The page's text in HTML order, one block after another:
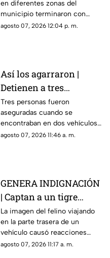
detenidas en posesión
de estas sustancia en El
Marqués
en diferentes zonas del
municipio terminaron con
personas aseguradas y
agosto 07, 2026 12:04 p. m.
Así los agarraron |
Detienen a tres
personas en Huimilpan
tras localizar presuntas
sustancias ilegales
Tres personas fueron
aseguradas cuando se
encontraban en dos vehículos;
durante la intervención fueron
agosto 07, 2026 11:46 a. m.
GENERA INDIGNACIÓN
| Captan a un tigre
amarrado del cuello a
bordo de una
camioneta
La imagen del felino viajando
en la parte trasera de un
vehículo causó reacciones
entre usuarios, mientras se
agosto 07, 2026 11:17 a. m.